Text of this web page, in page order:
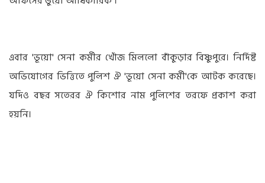
এবার 'ভূয়ো' সেনা কর্মীর খোঁজ মিললো বাঁকুড়ার বিষ্ণুপুরে। নির্দিষ্ট
অভিযোগের ভিত্তিতে পুলিশ ঐ 'ভূয়ো সেনা কর্মী'কে আটক করেছে।
যদিও বছর সতেরর ঐ কিশোর নাম পুলিশের তরফে প্রকাশ করা
হয়নি।